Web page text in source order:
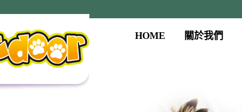
HOME 關於我們